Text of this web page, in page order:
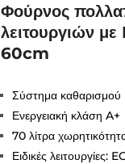
Φούρνος
λειτουργιών
60cm
Σύστημα
Ενεργειακή κλάση A+
70 λίτρα
Ειδικές λειτουργίες: